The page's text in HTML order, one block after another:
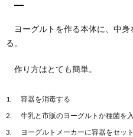
ヨーグルトを作る本体に、中
る。
作り方はとても簡単。
容器を消毒する
牛乳と市販のヨーグルトか種菌を
ヨーグルトメーカーに容器をセッ